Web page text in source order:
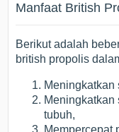
Manfaat British
Berikut adalah
british propolis
Meningkatkan
Meningkatkan
tubuh,
Mempercepat